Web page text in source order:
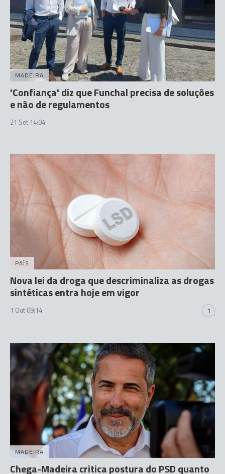
MADEIRA
'Confiança' diz que Funchal precisa de soluções
e não de regulamentos
21 Set 14:04
PAÍS
Nova lei da droga que descriminaliza as drogas
sintéticas entra hoje em vigor
1 Out 09:14 1
MADEIRA
Chega-Madeira critica postura do PSD quanto